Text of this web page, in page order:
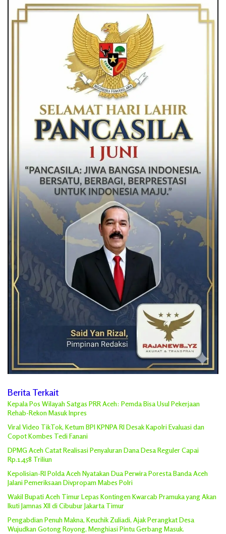
Berita Terkait
Kepala Pos Wilayah Satgas PRR Aceh: Pemda Bisa Usul Pekerjaan
Rehab-Rekon Masuk Inpres
Viral Video TikTok, Ketum BPI KPNPA RI Desak Kapolri Evaluasi dan
Copot Kombes Tedi Fanani
DPMG Aceh Catat Realisasi Penyaluran Dana Desa Reguler Capai
Rp.1,458 Triliun
Kepolisian-RI Polda Aceh Nyatakan Dua Perwira Poresta Banda Aceh
Jalani Pemeriksaan Divpropam Mabes Polri
Wakil Bupati Aceh Timur Lepas Kontingen Kwarcab Pramuka yang Akan
Ikuti Jamnas XII di Cibubur Jakarta Timur
Pengabdian Penuh Makna, Keuchik Zuliadi, Ajak Perangkat Desa
Wujudkan Gotong Royong, Menghiasi Pintu Gerbang Masuk.